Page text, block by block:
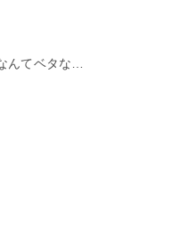
んてベタな…